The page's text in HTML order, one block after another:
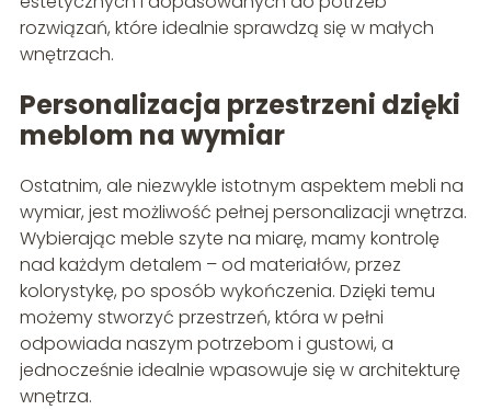
rozwiązań, które idealnie sprawdzą się w małych
wnętrzach.
Personalizacja przestrzeni dzięki
meblom na wymiar
Ostatnim, ale niezwykle istotnym aspektem mebli na
wymiar, jest możliwość pełnej personalizacji wnętrza.
Wybierając meble szyte na miarę, mamy kontrolę
nad każdym detalem – od materiałów, przez
kolorystykę, po sposób wykończenia. Dzięki temu
możemy stworzyć przestrzeń, która w pełni
odpowiada naszym potrzebom i gustowi, a
jednocześnie idealnie wpasowuje się w architekturę
wnętrza.